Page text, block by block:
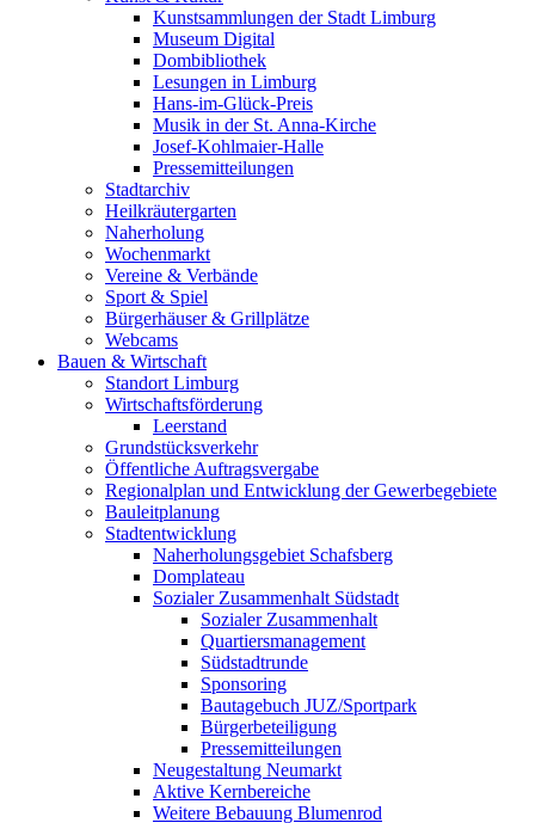
Kunstsammlungen der Stadt Limburg
Museum Digital
Dombibliothek
Lesungen in Limburg
Hans-im-Glück-Preis
Musik in der St. Anna-Kirche
Josef-Kohlmaier-Halle
Pressemitteilungen
Stadtarchiv
Heilkräutergarten
Naherholung
Wochenmarkt
Vereine & Verbände
Sport & Spiel
Bürgerhäuser & Grillplätze
Webcams
Bauen & Wirtschaft
Standort Limburg
Wirtschaftsförderung
Leerstand
Grundstücksverkehr
Öffentliche Auftragsvergabe
Regionalplan und Entwicklung der Gewerbegebiete
Bauleitplanung
Stadtentwicklung
Naherholungsgebiet Schafsberg
Domplateau
Sozialer Zusammenhalt Südstadt
Sozialer Zusammenhalt
Quartiersmanagement
Südstadtrunde
Sponsoring
Bautagebuch JUZ/Sportpark
Bürgerbeteiligung
Pressemitteilungen
Neugestaltung Neumarkt
Aktive Kernbereiche
Weitere Bebauung Blumenrod